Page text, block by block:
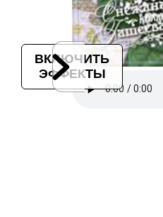
ВКЛЮЧИТЬ
ЭФФЕКТЫ